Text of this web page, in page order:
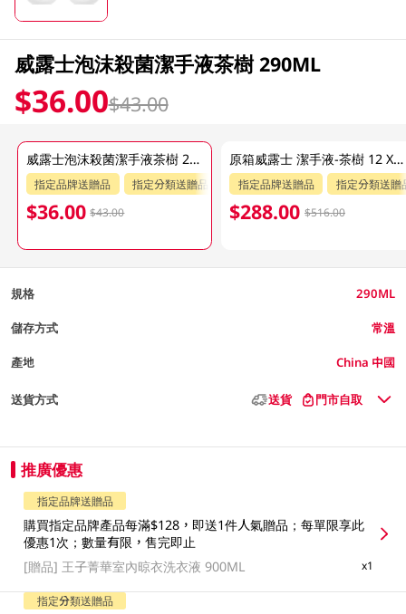
威露士泡沫殺菌潔手液茶樹 290ML
$36.00$43.00
威露士泡沫殺菌潔手液茶樹 290ML
指定品牌送贈品 指定分類送贈品
$36.00 $43.00
原箱威露士 潔手液-茶樹 12 X 290ML
指定品牌送贈品 指定分類送贈
$288.00 $516.00
規格 290ML
儲存方式 常溫
產地 China 中國
送貨方式 送貨 門市自取
推廣優惠
指定品牌送贈品
購買指定品牌產品每滿$128，即送1件人氣贈品；每單限享此
優惠1次；數量有限，售完即止
[贈品] 王子菁華室內晾衣洗衣液 900ML x1
指定分類送贈品